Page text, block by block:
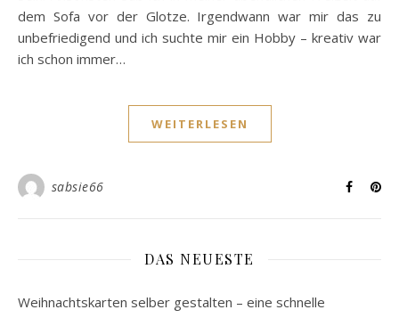
dem Sofa vor der Glotze. Irgendwann war mir das zu
unbefriedigend und ich suchte mir ein Hobby – kreativ war
ich schon immer…
WEITERLESEN
sabsie66
DAS NEUESTE
Weihnachtskarten selber gestalten – eine schnelle